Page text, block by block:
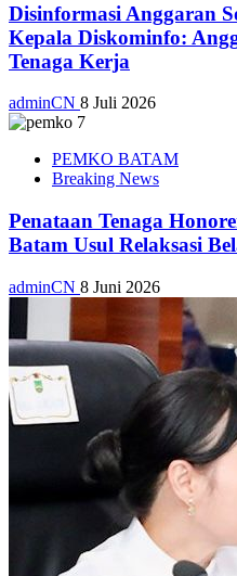
Disinformasi Anggaran
Kepala Diskominfo:
Tenaga Kerja
adminCN 8 Juli 2026
PEMKO BATAM
Breaking News
Penataan Tenaga
Batam Usul Relaksasi
adminCN 8 Juni 2026